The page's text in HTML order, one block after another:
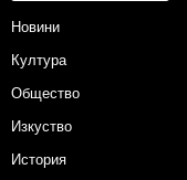
Новини
Култура
Общество
Изкуство
История